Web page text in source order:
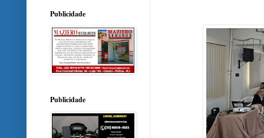
Publicidade
Publicidade